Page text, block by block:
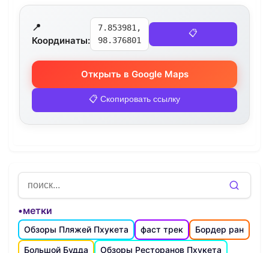
📍
Координаты:
7.853981,
98.376801
📋
Открыть в Google Maps
📋 Скопировать ссылку
•метки
Обзоры Пляжей Пхукета фаст трек
Бордер ран
Большой Будда
Обзоры Ресторанов Пхукета